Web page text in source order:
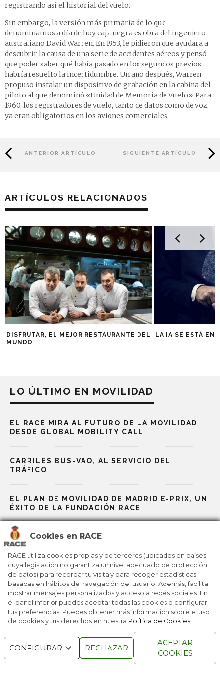
Cookies en RACE
RACE utiliza cookies propias y de terceros (ubicados en países
cuya legislación no garantiza un nivel adecuado de protección
de datos) para recordar tu visita y para recoger estadísticas
basadas en hábitos de navegación del usuario. Además, facilita
mostrar mensajes personalizados y acceso a redes sociales. En
el panel inferior puedes aceptar todas las cookies o configurar
tus preferencias. Puedes obtener más información sobre el uso
de cookies y tus derechos en nuestra Política de Cookies
CONFIGURAR RECHAZAR
ACEPTAR
COOKIES
registrando así el historial del vuelo.
Sin embargo, la versión más primaria de lo que
denominamos a día de hoy caja negra es obra del ingeniero
australiano David Warren. En 1953, le pidieron que ayudara a
descubrir la causa de una serie de accidentes aéreos y pensó
que poder saber qué había pasado en los segundos previos
habría resuelto la incertidumbre. Un año después, Warren
propuso instalar un dispositivo de grabación en la cabina del
piloto al que denominó «Unidad de Memoria de Vuelo». Para
1960, los registradores de vuelo, tanto de datos como de voz,
ya eran obligatorios en los aviones comerciales.
ANTERIOR ARTÍCULO SIGUIENTE ARTÍCULO
ARTÍCULOS RELACIONADOS
DISFRUTAR, EL MEJOR RESTAURANTE DEL
MUNDO
LA IA SE ESTÁ
LO ÚLTIMO EN MOVILIDAD
EL RACE MIRA AL FUTURO DE LA MOVILIDAD
DESDE GLOBAL MOBILITY CALL
CARRILES BUS-VAO, AL SERVICIO DEL
TRÁFICO
EL PLAN DE MOVILIDAD DE MADRID E-PRIX, UN
ÉXITO DE LA FUNDACIÓN RACE
LA NUEVA MOVILIDAD PASA POR LA LEY
LOS VEHÍCULOS DE AUXILIO EN VÍA PÚBLICA
PODRÁN ACCEDER A LAS ZBE, UNA
PROPUESTA DEL RACE
TODOS LOS DERECHOS
RESERVADOS